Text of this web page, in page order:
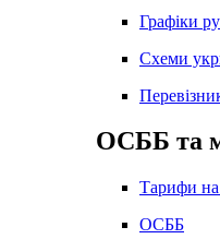
Графіки
Схеми
ОСББ та
Тарифи
ОСББ